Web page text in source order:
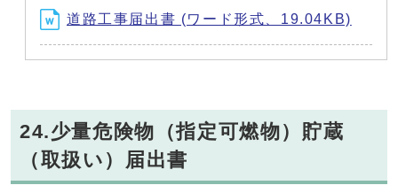
道路工事届出書 (ワード形式、19.04KB)
24.少量危険物（指定可燃物）貯蔵
（取扱い）届出書